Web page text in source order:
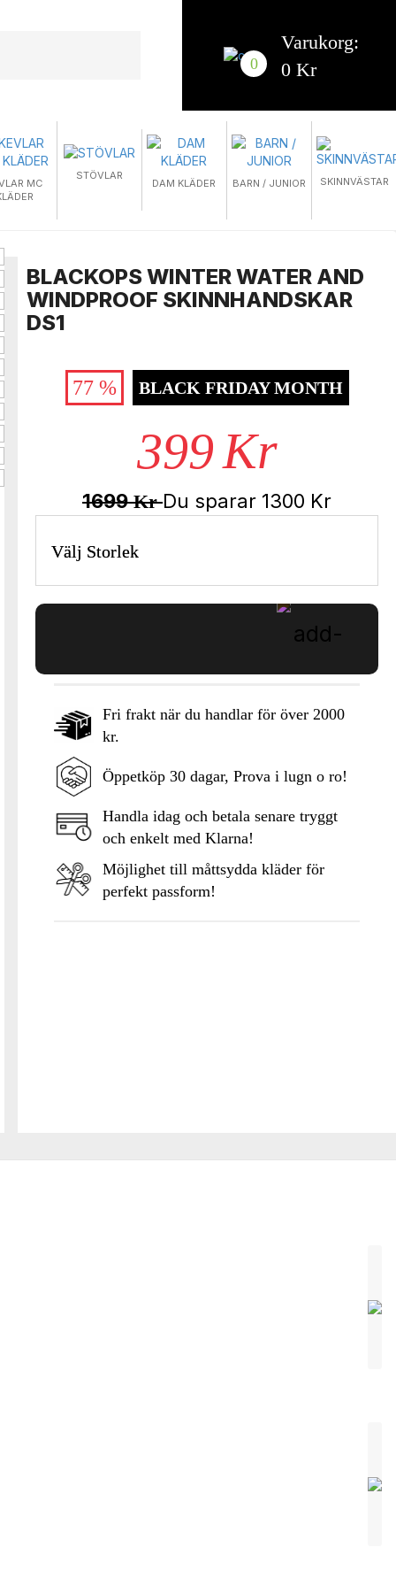
0
Varukorg:
0 Kr
MC
STÖVLAR
DAM KLÄDER BARN / JUNIOR SKINNVÄSTAR
BLACKOPS WINTER WATER AND
WINDPROOF SKINNHANDSKAR
DS1
77 % BLACK FRIDAY MONTH
399Kr
1699KrDu sparar 1300 Kr
Välj Storlek
Lägg i varukorgen
Fri frakt när du handlar för över 2000
kr.
Öppetköp 30 dagar, Prova i lugn o ro!
Handla idag och betala senare tryggt
och enkelt med Klarna!
Möjlighet till måttsydda kläder för
perfekt passform!